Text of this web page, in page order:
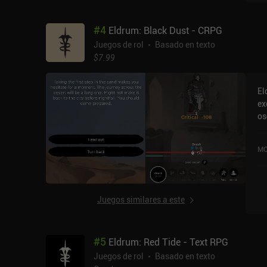
#4 Eldrum: Black Dust - CRPG
Juegos de rol
Basado en texto
$7.99
Juegos similares a este
#5 Eldrum: Red Tide - Text RPG
Juegos de rol
Basado en texto